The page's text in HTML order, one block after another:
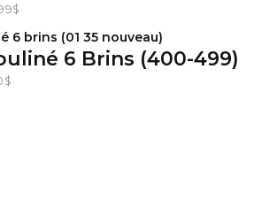
$
6 Brins (400-499)
$